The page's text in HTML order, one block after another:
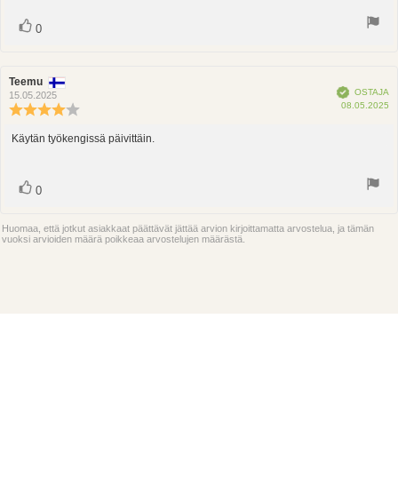
Äänestä
0
Arvostelun
kirjoittaja:
Teemu
15.05.2025
4.0
Vahvistettu
OSTAJA
08.05.2025
Arvostelun
Käytän työkengissä päivittäin.
Äänestä
0
Huomaa, että jotkut asiakkaat päättävät jättää arvion kirjoittamatta arvostelua, ja tämän
vuoksi arvioiden määrä poikkeaa arvostelujen määrästä.